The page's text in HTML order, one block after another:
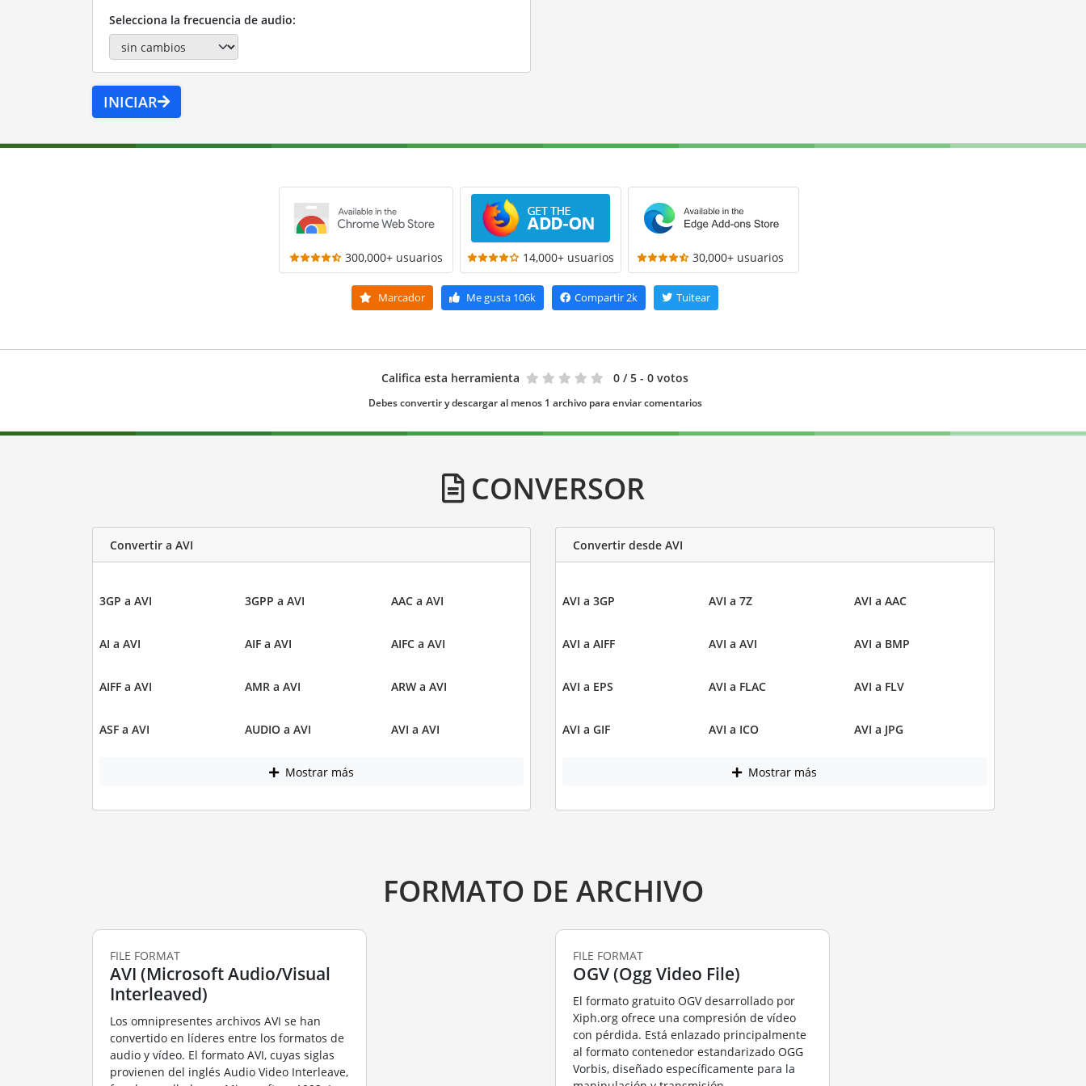
Selecciona la frecuencia de audio:
INICIAR
300,000+ usuarios 14,000+ usuarios 30,000+ usuarios
Marcador Me gusta 106k Compartir2k Tuitear
Califica esta herramienta 0 / 5 - 0 votos
Debes convertir y descargar al menos 1 archivo para enviar comentarios
CONVERSOR
Convertir a AVI
3GP a AVI 3GPP a AVI AAC a AVI
AI a AVI AIF a AVI AIFC a AVI
AIFF a AVI AMR a AVI ARW a AVI
ASF a AVI AUDIO a AVI AVI a AVI
Mostrar más
Convertir desde AVI
AVI a 3GP AVI a 7Z AVI a AAC
AVI a AIFF AVI a AVI AVI a BMP
AVI a EPS AVI a FLAC AVI a FLV
AVI a GIF AVI a ICO AVI a JPG
Mostrar más
FORMATO DE ARCHIVO
FILE FORMAT
AVI (Microsoft Audio/Visual
Interleaved)
Los omnipresentes archivos AVI se han
convertido en líderes entre los formatos de
audio y vídeo. El formato AVI, cuyas siglas
provienen del inglés Audio Video Interleave,
FILE FORMAT
OGV (Ogg Video File)
El formato gratuito OGV desarrollado por
Xiph.org ofrece una compresión de vídeo
con pérdida. Está enlazado principalmente
al formato contenedor estandarizado OGG
Vorbis, diseñado específicamente para la